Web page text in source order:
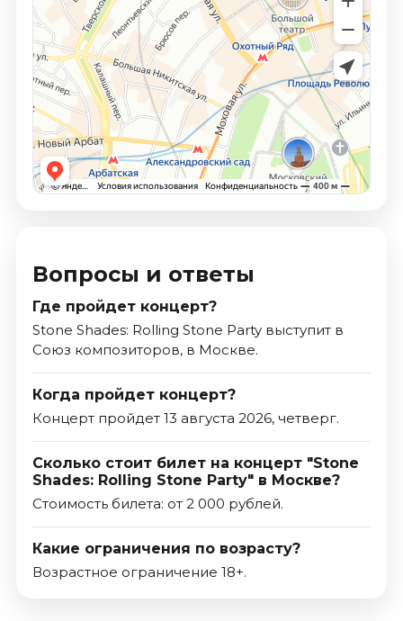
Вопросы и ответы
Где пройдет концерт?
Stone Shades: Rolling Stone Party выступит в
Союз композиторов, в Москве.
Когда пройдет концерт?
Концерт пройдет 13 августа 2026, четверг.
Сколько стоит билет на концерт "Stone
Shades: Rolling Stone Party" в Москве?
Стоимость билета: от 2 000 рублей.
Какие ограничения по возрасту?
Возрастное ограничение 18+.